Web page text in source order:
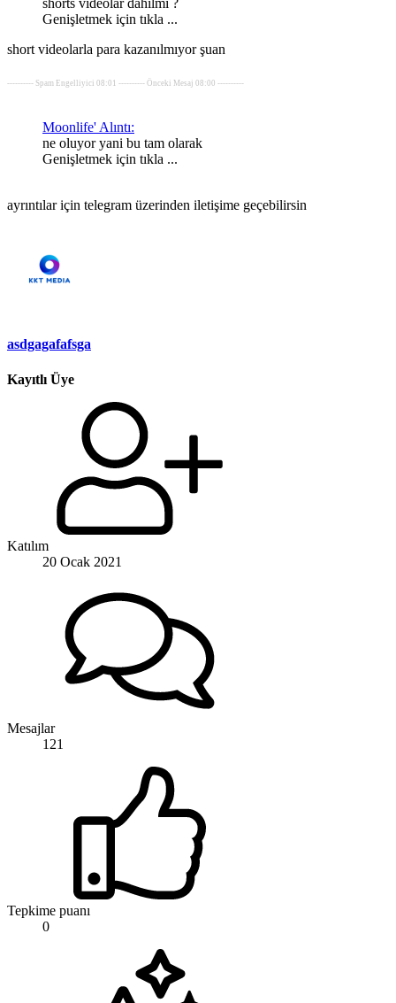
shorts videolar dahilmi ?
Genişletmek için tıkla ...
short videolarla para kazanılmıyor şuan
---------- Spam Engelliyici 08:01 ---------- Önceki Mesaj 08:00 ----------
Moonlife' Alıntı:
ne oluyor yani bu tam olarak
Genişletmek için tıkla ...
ayrıntılar için telegram üzerinden iletişime geçebilirsin
asdgagafafsga
Kayıtlı Üye
Katılım
20 Ocak 2021
Mesajlar
121
Tepkime puanı
0